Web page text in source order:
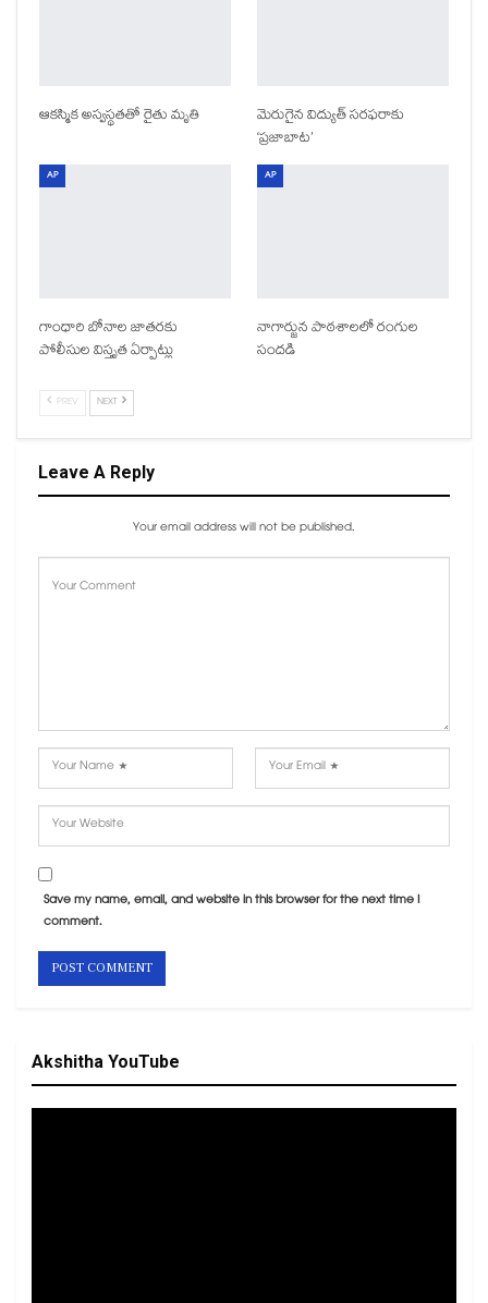
ఆకస్మిక అస్వస్థతతో రైతు మృతి
మెరుగైన విద్యుత్ సరఫరాకు
‘ప్రజాబాట’
AP
గాంధారి బోనాల జాతరకు
పోలీసుల విస్తృత ఏర్పాట్లు
AP
నాగార్జున పాఠశాలలో రంగుల
సందడి
PREV NEXT
Leave A Reply
Your email address will not be published.
Save my name, email, and website in this browser for the next time I
comment.
Akshitha YouTube